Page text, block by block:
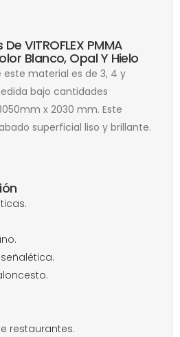
VITROFLEX PMMA
Blanco, Opal Y Hielo
este material es de 3, 4 y
bajo cantidades
x 2030 mm. Este
superficial liso y brillante.
restaurantes.